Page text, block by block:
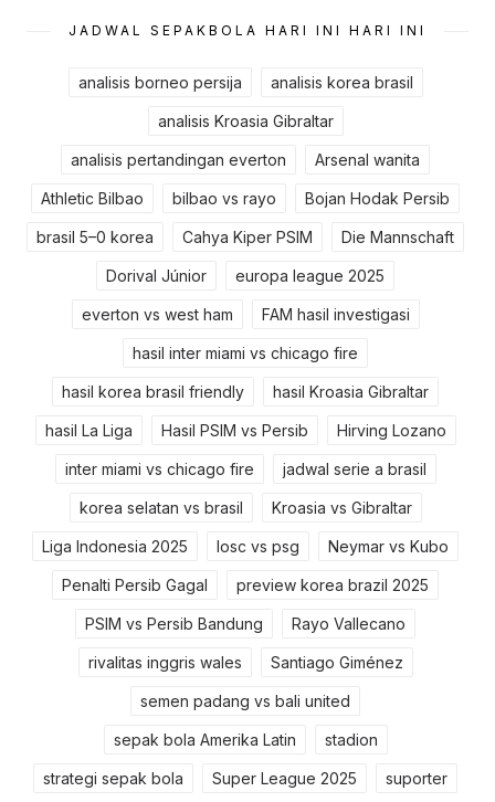
JADWAL SEPAKBOLA HARI INI HARI INI
analisis borneo persija analisis korea brasil
analisis Kroasia Gibraltar
analisis pertandingan everton Arsenal wanita
Athletic Bilbao bilbao vs rayo Bojan Hodak Persib
brasil 5–0 korea Cahya Kiper PSIM Die Mannschaft
Dorival Júnior europa league 2025
everton vs west ham FAM hasil investigasi
hasil inter miami vs chicago fire
hasil korea brasil friendly hasil Kroasia Gibraltar
hasil La Liga Hasil PSIM vs Persib Hirving Lozano
inter miami vs chicago fire jadwal serie a brasil
korea selatan vs brasil Kroasia vs Gibraltar
Liga Indonesia 2025 losc vs psg Neymar vs Kubo
Penalti Persib Gagal preview korea brazil 2025
PSIM vs Persib Bandung Rayo Vallecano
rivalitas inggris wales Santiago Giménez
semen padang vs bali united
sepak bola Amerika Latin stadion
strategi sepak bola Super League 2025 suporter